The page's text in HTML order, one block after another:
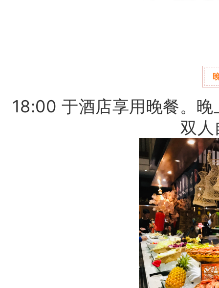
18:00 于酒店享用晚餐。 晚
双人